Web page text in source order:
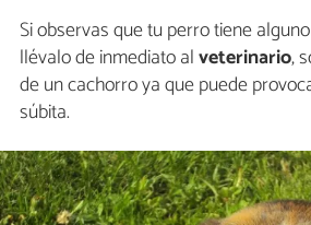
Si observas que tu perro tiene
llévalo de inmediato alveterinario,
de un cachorro ya que puede
súbita.